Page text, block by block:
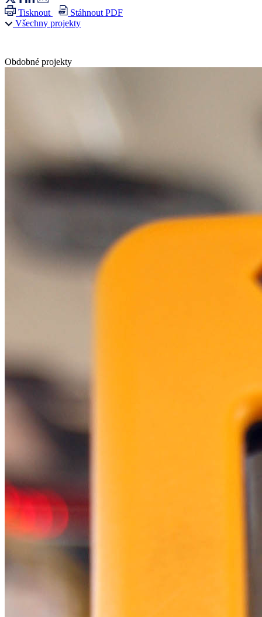
Tisknout
Stáhnout PDF
Všechny projekty
Obdobné projekty